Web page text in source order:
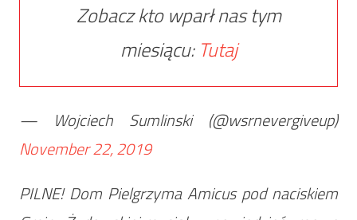
Zobacz kto wparł nas tym
miesiącu: Tutaj
— Wojciech Sumlinski (@wsrnevergiveup)
November 22, 2019
PILNE! Dom Pielgrzyma Amicus pod naciskiem